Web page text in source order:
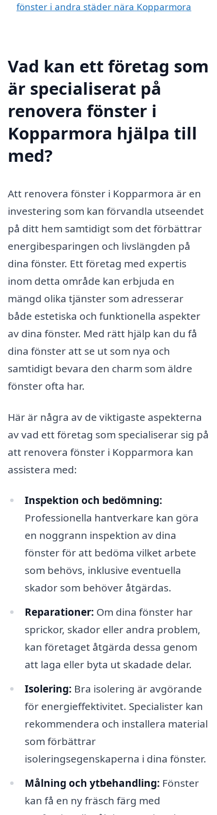
fönster i andra städer nära Kopparmora
Vad kan ett företag som
är specialiserat på
renovera fönster i
Kopparmora hjälpa till
med?
Att renovera fönster i Kopparmora är en
investering som kan förvandla utseendet
på ditt hem samtidigt som det förbättrar
energibesparingen och livslängden på
dina fönster. Ett företag med expertis
inom detta område kan erbjuda en
mängd olika tjänster som adresserar
både estetiska och funktionella aspekter
av dina fönster. Med rätt hjälp kan du få
dina fönster att se ut som nya och
samtidigt bevara den charm som äldre
fönster ofta har.
Här är några av de viktigaste aspekterna
av vad ett företag som specialiserar sig på
att renovera fönster i Kopparmora kan
assistera med:
Inspektion och bedömning:
Professionella hantverkare kan göra
en noggrann inspektion av dina
fönster för att bedöma vilket arbete
som behövs, inklusive eventuella
skador som behöver åtgärdas.
Reparationer: Om dina fönster har
sprickor, skador eller andra problem,
kan företaget åtgärda dessa genom
att laga eller byta ut skadade delar.
Isolering: Bra isolering är avgörande
för energieffektivitet. Specialister kan
rekommendera och installera material
som förbättrar
isoleringsegenskaperna i dina fönster.
Målning och ytbehandling: Fönster
kan få en ny fräsch färg med